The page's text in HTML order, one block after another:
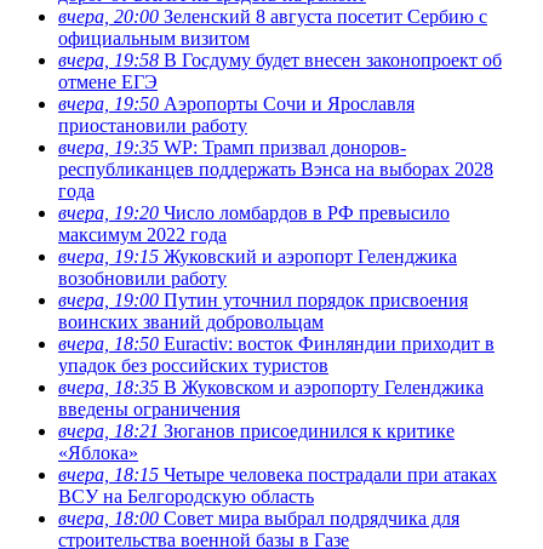
вчера, 20:00 Зеленский 8 августа посетит Сербию с
официальным визитом
вчера, 19:58 В Госдуму будет внесен законопроект об
отмене ЕГЭ
вчера, 19:50 Аэропорты Сочи и Ярославля
приостановили работу
вчера, 19:35 WP: Трамп призвал доноров-
республиканцев поддержать Вэнса на выборах 2028
года
вчера, 19:20 Число ломбардов в РФ превысило
максимум 2022 года
вчера, 19:15 Жуковский и аэропорт Геленджика
возобновили работу
вчера, 19:00 Путин уточнил порядок присвоения
воинских званий добровольцам
вчера, 18:50 Euractiv: восток Финляндии приходит в
упадок без российских туристов
вчера, 18:35 В Жуковском и аэропорту Геленджика
введены ограничения
вчера, 18:21 Зюганов присоединился к критике
«Яблока»
вчера, 18:15 Четыре человека пострадали при атаках
ВСУ на Белгородскую область
вчера, 18:00 Совет мира выбрал подрядчика для
строительства военной базы в Газе